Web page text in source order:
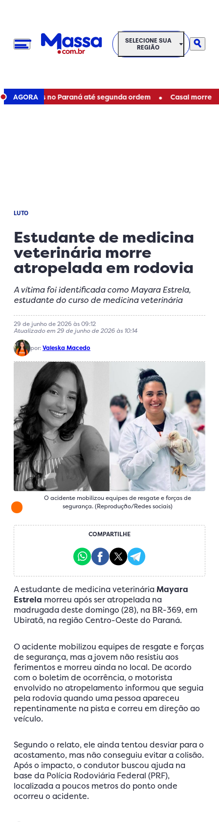
SELECIONE SUA REGIÃO
SELECIONE SUA
REGIÃO
AGORAno Paraná até segunda ordem • Casal morre em
LUTO
Estudante de medicina
veterinária morre
atropelada em rodovia
A vítima foi identificada como Mayara Estrela,
estudante do curso de medicina veterinária
29 de junho de 2026 às 09:12
Atualizado em 29 de junho de 2026 às 10:14
por:Valeska Macedo
O acidente mobilizou equipes de resgate e forças de
segurança. (Reprodução/Redes sociais)
COMPARTILHE
A estudante de medicina veterináriaMayara
Estrela morreu após ser atropelada na
madrugada deste domingo (28), na BR-369, em
Ubiratã, na região Centro-Oeste do Paraná.
O acidente mobilizou equipes de resgate e forças
de segurança, mas a jovem não resistiu aos
ferimentos e morreu ainda no local. De acordo
com o boletim de ocorrência, o motorista
envolvido no atropelamento informou que seguia
pela rodovia quando uma pessoa apareceu
repentinamente na pista e correu em direção ao
veículo.
Segundo o relato, ele ainda tentou desviar para o
acostamento, mas não conseguiu evitar a colisão.
Após o impacto, o condutor buscou ajuda na
base da Polícia Rodoviária Federal (PRF),
localizada a poucos metros do ponto onde
ocorreu o acidente.